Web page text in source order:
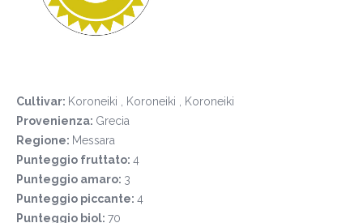
Cultivar: Koroneiki , Koroneiki , Koroneiki
Provenienza: Grecia
Regione: Messara
Punteggio fruttato: 4
Punteggio amaro: 3
Punteggio piccante: 4
Punteggio biol: 70